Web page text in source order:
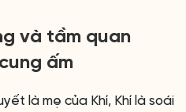
và tầm quan
ấm
là mẹ của Khí, Khí là soái